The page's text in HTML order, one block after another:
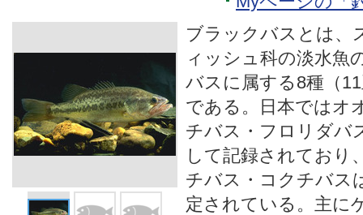
ブラックバスとは、
ィッシュ科の淡水魚
バスに属する8種（
である。日本ではオ
チバス・フロリダバ
して記録されており
チバス・コクチバス
定されている。主に